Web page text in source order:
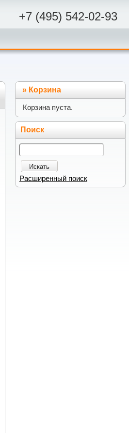
+7 (495) 542-02-93
» Корзина
Корзина пуста.
Поиск
Искать
Расширенный поиск